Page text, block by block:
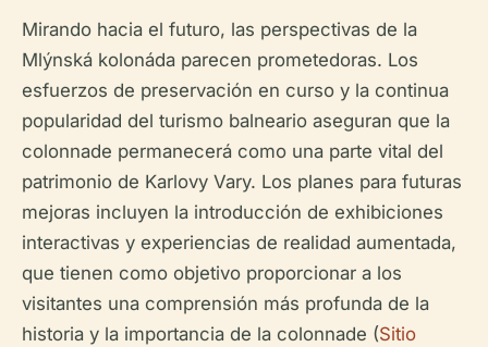
Mirando hacia el futuro, las perspectivas de la
Mlýnská kolonáda parecen prometedoras. Los
esfuerzos de preservación en curso y la continua
popularidad del turismo balneario aseguran que la
colonnade permanecerá como una parte vital del
patrimonio de Karlovy Vary. Los planes para futuras
mejoras incluyen la introducción de exhibiciones
interactivas y experiencias de realidad aumentada,
que tienen como objetivo proporcionar a los
visitantes una comprensión más profunda de la
historia y la importancia de la colonnade (Sitio